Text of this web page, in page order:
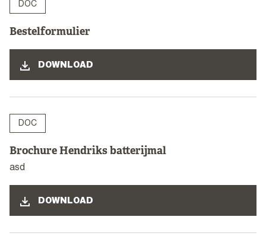
DOC
Bestelformulier
DOWNLOAD
DOC
Brochure Hendriks batterijmal
asd
DOWNLOAD